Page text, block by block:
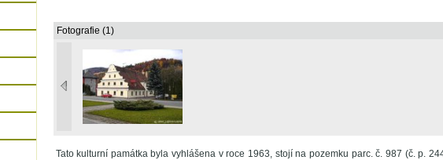
Fotografie (1)
Tato kulturní památka byla vyhlášena v roce 1963, stojí na pozemku parc. č. 987 (č. p.